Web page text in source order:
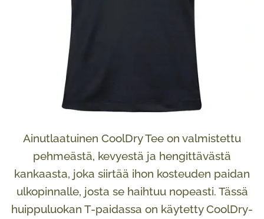
Ainutlaatuinen CoolDry Tee on valmistettu
pehmeästä, kevyestä ja hengittävästä
kankaasta, joka siirtää ihon kosteuden paidan
ulkopinnalle, josta se haihtuu nopeasti. Tässä
huippuluokan T-paidassa on käytetty CoolDry-